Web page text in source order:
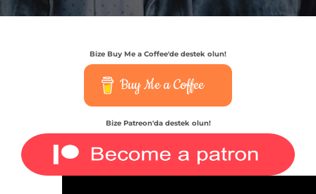
Bize Buy Me a Coffee'de destek olun!
Buy Me a Coffee
Bize Patreon'da destek olun!